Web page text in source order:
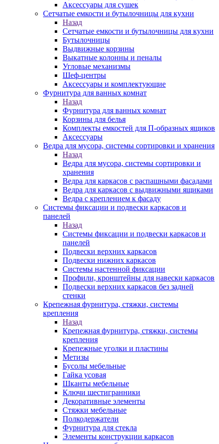
Аксессуары для сушек
Сетчатые емкости и бутылочницы для кухни
Назад
Сетчатые емкости и бутылочницы для кухни
Бутылочницы
Выдвижные корзины
Выкатные колонны и пеналы
Угловые механизмы
Шеф-центры
Аксессуары и комплектующие
Фурнитура для ванных комнат
Назад
Фурнитура для ванных комнат
Корзины для белья
Комплекты емкостей для П-образных ящиков
Аксессуары
Ведра для мусора, системы сортировки и хранения
Назад
Ведра для мусора, системы сортировки и
хранения
Ведра для каркасов с распашными фасадами
Ведра для каркасов с выдвижными ящиками
Ведра с креплением к фасаду
Системы фиксации и подвески каркасов и
панелей
Назад
Системы фиксации и подвески каркасов и
панелей
Подвески верхних каркасов
Подвески нижних каркасов
Системы настенной фиксации
Профили, кронштейны для навески каркасов
Подвески верхних каркасов без задней
стенки
Крепежная фурнитура, стяжки, системы
крепления
Назад
Крепежная фурнитура, стяжки, системы
крепления
Крепежные уголки и пластины
Метизы
Бусолы мебельные
Гайка усовая
Шканты мебельные
Ключи шестигранники
Декоративные элементы
Стяжки мебельные
Полкодержатели
Фурнитура для стекла
Элементы конструкции каркасов